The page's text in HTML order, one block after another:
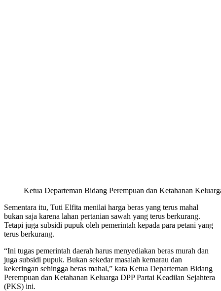
Ketua Departeman Bidang Perempuan dan Ketahanan
Sementara itu, Tuti Elfita menilai harga beras yang terus mahal
bukan saja karena lahan pertanian sawah yang terus berkurang.
Tetapi juga subsidi pupuk oleh pemerintah kepada para petani yang
terus berkurang.
“Ini tugas pemerintah daerah harus menyediakan beras murah dan
juga subsidi pupuk. Bukan sekedar masalah kemarau dan
kekeringan sehingga beras mahal,” kata Ketua Departeman Bidang
Perempuan dan Ketahanan Keluarga DPP Partai Keadilan Sejahtera
(PKS) ini.